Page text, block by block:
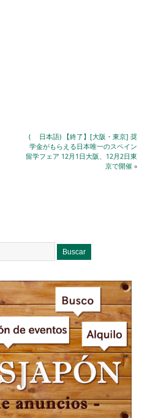
( 日本語) 【終了】[大阪・東京] 奨
学金がもらえる日本唯一のスペイン
留学フェア 12月1日大阪、12月2日東
京で開催»